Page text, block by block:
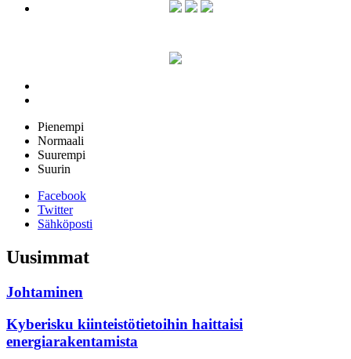
Pienempi
Normaali
Suurempi
Suurin
Facebook
Twitter
Sähköposti
Uusimmat
Johtaminen
Kyberisku kiinteistötietoihin haittaisi
energiarakentamista